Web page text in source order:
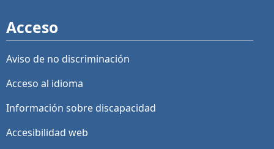
Acceso
Aviso de no discriminación
Acceso al idioma
Información sobre discapacidad
Accesibilidad web